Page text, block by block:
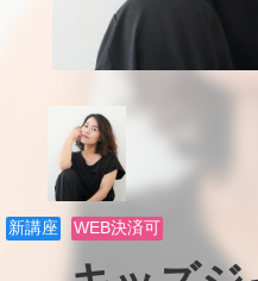
新講座 WEB決済可